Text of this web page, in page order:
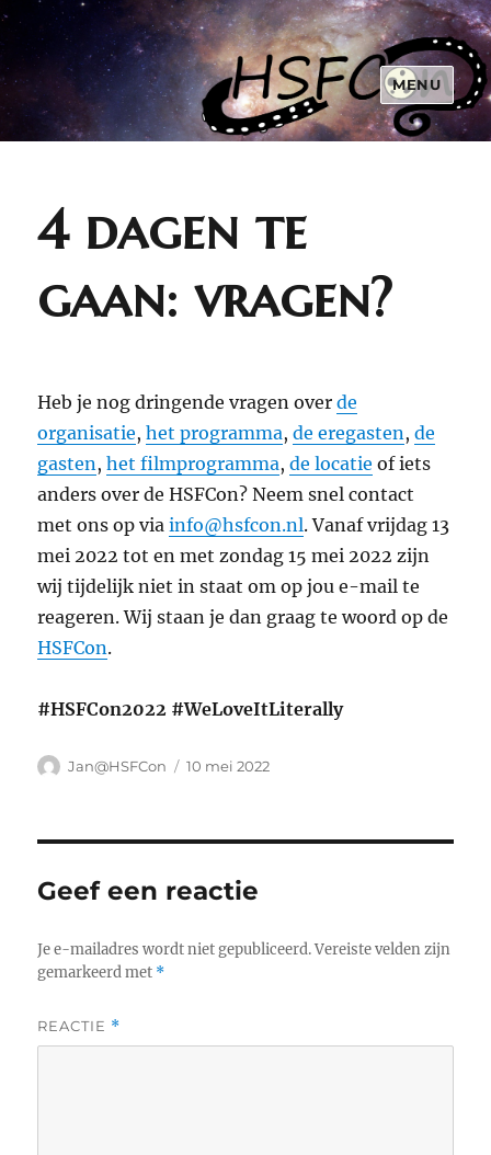
MENU
4 dagen te
gaan: vragen?
Heb je nog dringende vragen overde
organisatie,het programma,de eregasten,de
gasten,het filmprogramma,de locatie of iets
anders over de HSFCon? Neem snel contact
met ons op viainfo@hsfcon.nl. Vanaf vrijdag 13
mei 2022 tot en met zondag 15 mei 2022 zijn
wij tijdelijk niet in staat om op jou e-mail te
reageren. Wij staan je dan graag te woord op de
HSFCon.
#HSFCon2022 #WeLoveItLiterally
Auteur
Jan@HSFCon
Geplaatst
10 mei 2022
Geef een reactie
Je e-mailadres wordt niet gepubliceerd. Vereiste velden zijn
gemarkeerd met *
REACTIE *